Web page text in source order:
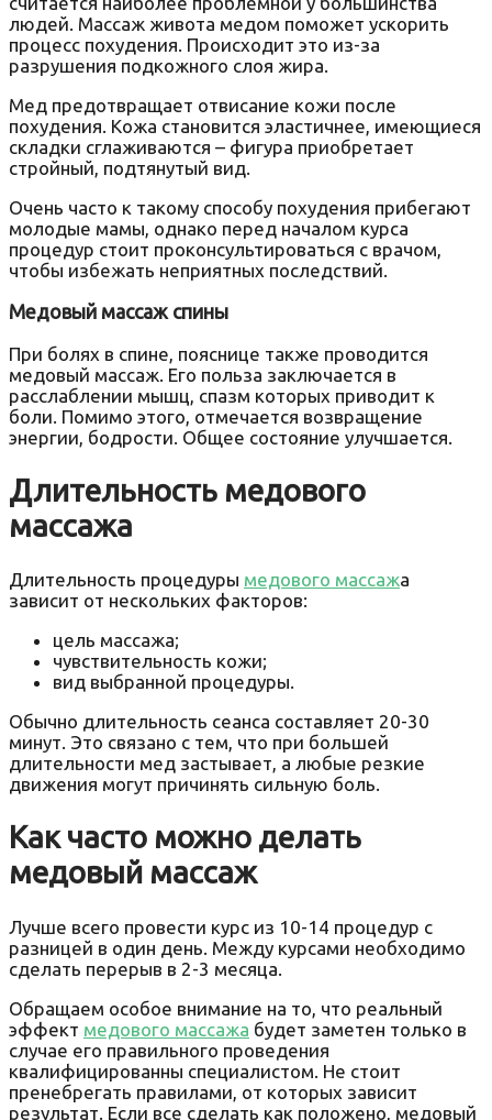
людей. Массаж живота медом поможет ускорить
процесс похудения. Происходит это из-за
разрушения подкожного слоя жира.
Мед предотвращает отвисание кожи после
похудения. Кожа становится эластичнее, имеющиеся
складки сглаживаются – фигура приобретает
стройный, подтянутый вид.
Очень часто к такому способу похудения прибегают
молодые мамы, однако перед началом курса
процедур стоит проконсультироваться с врачом,
чтобы избежать неприятных последствий.
Медовый массаж спины
При болях в спине, пояснице также проводится
медовый массаж. Его польза заключается в
расслаблении мышц, спазм которых приводит к
боли. Помимо этого, отмечается возвращение
энергии, бодрости. Общее состояние улучшается.
Длительность медового
массажа
Длительность процедуры медового массажа
зависит от нескольких факторов:
цель массажа;
чувствительность кожи;
вид выбранной процедуры.
Обычно длительность сеанса составляет 20-30
минут. Это связано с тем, что при большей
длительности мед застывает, а любые резкие
движения могут причинять сильную боль.
Как часто можно делать
медовый массаж
Лучше всего провести курс из 10-14 процедур с
разницей в один день. Между курсами необходимо
сделать перерыв в 2-3 месяца.
Обращаем особое внимание на то, что реальный
эффект медового массажа будет заметен только в
случае его правильного проведения
квалифицированны специалистом. Не стоит
пренебрегать правилами, от которых зависит
результат. Если все сделать как положено, медовый